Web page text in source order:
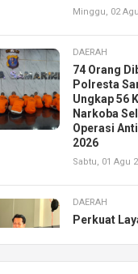
Minggu, 02
DAERAH
74 Orang
Polresta
Ungkap 56
Narkoba
Operasi
2026
Sabtu, 01 Agu
DAERAH
Perkuat
Resmikan